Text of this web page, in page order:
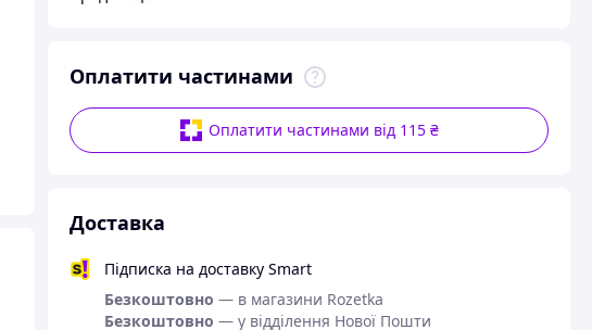
Оплатити частинами
Оплатити частинами від 115 ₴
Доставка
Підписка на доставку Smart
Безкоштовно — в магазини Rozetka
Безкоштовно — у відділення Нової Пошти